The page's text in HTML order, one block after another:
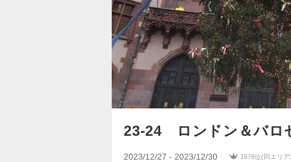
23-24 ロンドン＆バロ
2023/12/27 - 2023/12/30 1678位(同エリ